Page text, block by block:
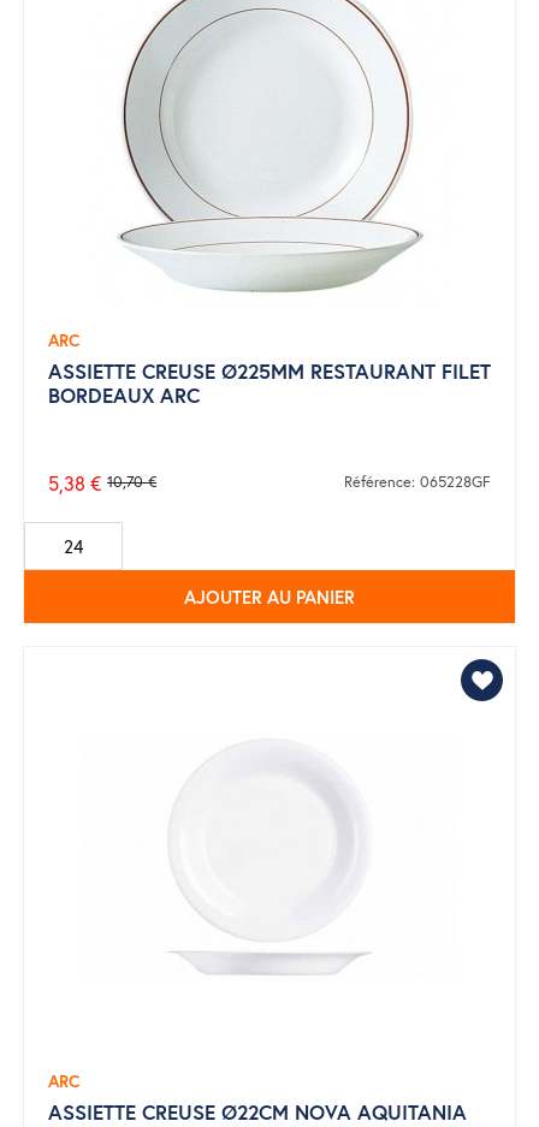
ARC
ASSIETTE CREUSE Ø225MM RESTAURANT FILET
BORDEAUX ARC
Prix
de
base
10,70 €
5,38 € Référence: 065228GF
AJOUTER AU PANIER
ARC
ASSIETTE CREUSE Ø22CM NOVA AQUITANIA